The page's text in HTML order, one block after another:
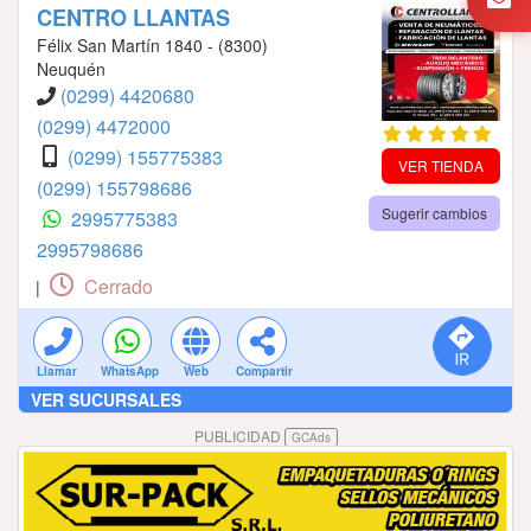
CENTRO LLANTAS
Félix San Martín 1840 - (8300)
Neuquén
(0299) 4420680
(0299) 4472000
(0299) 155775383
(0299) 155798686
2995775383
2995798686
VER TIENDA
Sugerir cambios
| Cerrado
Llamar WhatsApp Web Compartir
VER SUCURSALES
PUBLICIDAD GCAds